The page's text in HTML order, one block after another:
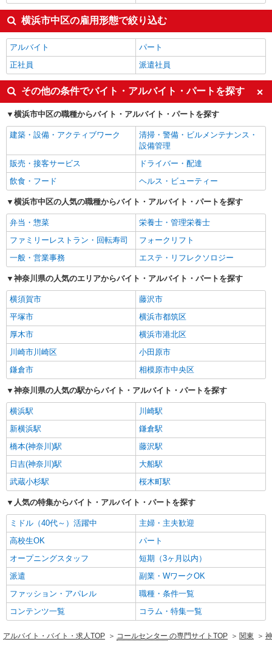
横浜市中区の雇用形態で絞り込む
アルバイト
パート
正社員
派遣社員
その他の条件でバイト・アルバイト・パートを探す
横浜市中区の職種からバイト・アルバイト・パートを探す
建築・設備・アクティブワーク
清掃・警備・ビルメンテナンス・
設備管理
販売・接客サービス
ドライバー・配達
飲食・フード
ヘルス・ビューティー
横浜市中区の人気の職種からバイト・アルバイト・パートを探す
弁当・惣菜
栄養士・管理栄養士
ファミリーレストラン・回転寿司
フォークリフト
一般・営業事務
エステ・リフレクソロジー
神奈川県の人気のエリアからバイト・アルバイト・パートを探す
横須賀市
藤沢市
平塚市
横浜市都筑区
厚木市
横浜市港北区
川崎市川崎区
小田原市
鎌倉市
相模原市中央区
神奈川県の人気の駅からバイト・アルバイト・パートを探す
横浜駅
川崎駅
新横浜駅
鎌倉駅
橋本(神奈川)駅
藤沢駅
日吉(神奈川)駅
大船駅
武蔵小杉駅
桜木町駅
人気の特集からバイト・アルバイト・パートを探す
ミドル（40代～）活躍中
主婦・主夫歓迎
高校生OK
パート
オープニングスタッフ
短期（3ヶ月以内）
派遣
副業・WワークOK
ファッション・アパレル
職種・条件一覧
コンテンツ一覧
コラム・特集一覧
アルバイト・バイト・求人TOP コールセンター の専門サイトTOP 関東